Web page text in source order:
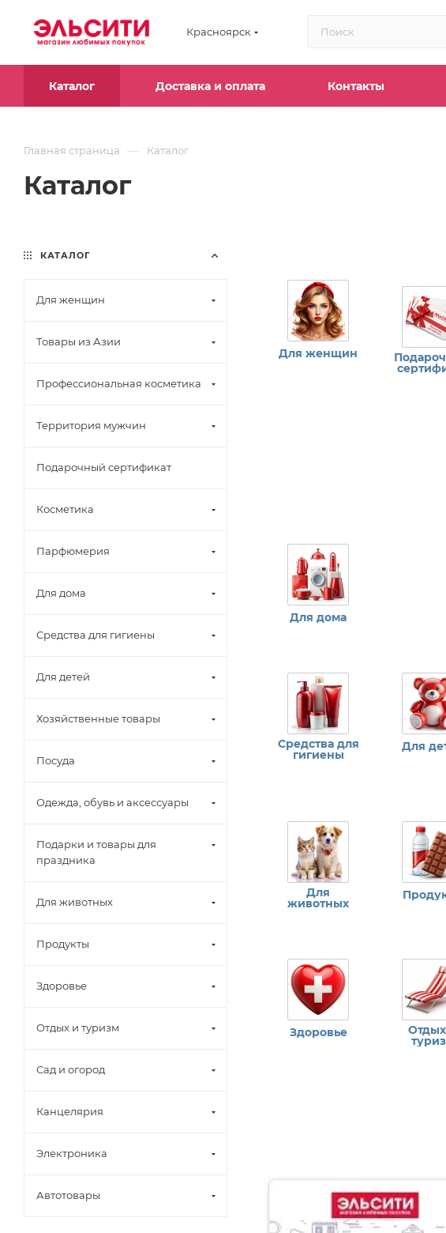
Красноярск
Каталог Доставка и оплата Контакты
Главная страница — Каталог
Каталог
Для женщин
Для дома
Средства для
гигиены
Для
Для
животных
Здоровье
КАТАЛОГ
Для женщин
Товары из Азии
Профессиональная косметика
Территория мужчин
Подарочный сертификат
Косметика
Парфюмерия
Для дома
Средства для гигиены
Для детей
Хозяйственные товары
Посуда
Одежда, обувь и аксессуары
Подарки и товары для
праздника
Для животных
Продукты
Здоровье
Отдых и туризм
Сад и огород
Канцелярия
Электроника
Автотовары